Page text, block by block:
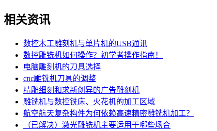
相关资讯
数控木工雕刻机与单片机的USB通讯
数控雕铣机如何操作？初学者操作指南！
电脑雕刻机的刀具选择
cnc雕铣机刀具的调整
精雕细刻和求新创异的广告雕刻机
雕铣机与数控铣床、火花机的加工区域
航空航天复杂构件为何依赖高速精密雕铣机加工？
（已解决）激光雕铣机主要运用于哪些场合